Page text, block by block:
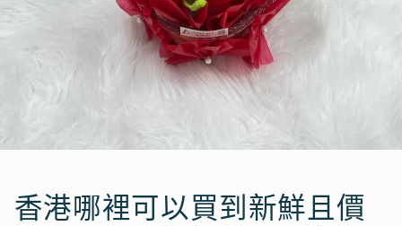
香港哪裡可以買到新鮮且價